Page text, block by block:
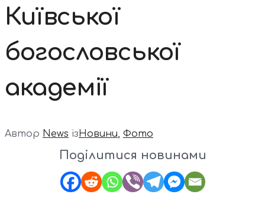
Київської
богословської
академії
Автор News ізНовини, Фото
Поділитися новинами